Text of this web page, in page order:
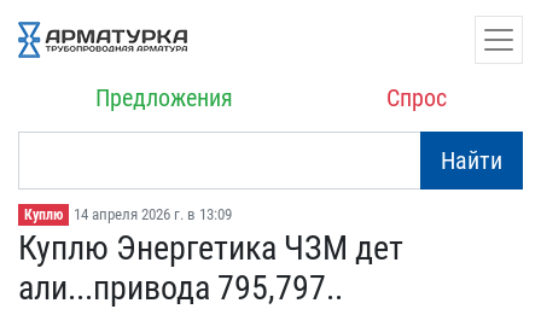
Предложения Спрос
Найти
Куплю 14 апреля 2026 г. в 13:09
Куплю Энергетика ЧЗМ дет​
али...привода 795,797..